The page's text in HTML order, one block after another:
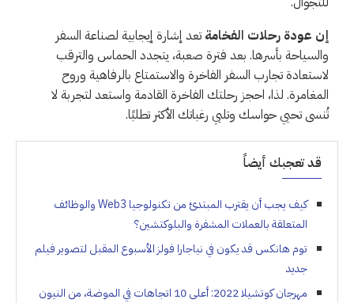
إن عودة رحلات الفخامة تعد إشارة إيجابية لصناعة السفر
والسياحة بأسرها. بعد فترة صعبة، يتجدد الحماس والترقب
لاستعادة تجارب السفر الفاخرة والاستمتاع بالرفاهية وروح
المغامرة. لذا، احجز رحلتك الفاخرة القادمة واستعد لتجربة لا
تُنسى تحيي حواسك وتلبي رغباتك الأكثر تطلبًا.
قد تعجبك أيضاً
كيف يجب أن يقترب المبتدئ من تكنولوجيا Web3 والوظائف
المتعلقة بالعملات المشفرة والبلوكتشين؟
توم هانكس قد يكون في نياجارا فولز الأسبوع المقبل لتصوير فيلم
جديد
مهرجان كوتشيلا 2022: أعلى 10 اتجاهات في الموضة، من النيون